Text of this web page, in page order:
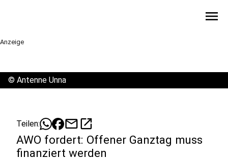
menu
Anzeige
© Antenne Unna
Teilen: mailopen_in_new
AWO fordert: Offener Ganztag muss
finanziert werden